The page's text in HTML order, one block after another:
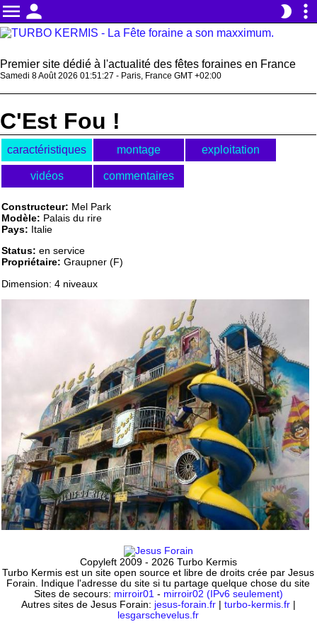
menu person brightness_2 more_vert
Premier site dédié à l'actualité des fêtes foraines en France
Samedi 8 Août 2026 01:51:27 - Paris, France GMT +02:00
C'Est Fou !
caractéristiques montage exploitation
vidéos commentaires
Constructeur: Mel Park
Modèle: Palais du rire
Pays: Italie
Status: en service
Propriétaire: Graupner (F)
Dimension: 4 niveaux
Copyleft 2009 - 2026 Turbo Kermis
Turbo Kermis est un site open source et libre de droits crée par Jesus
Forain. Indique l'adresse du site si tu partage quelque chose du site
Sites de secours: mirroir01 - mirroir02 (IPv6 seulement)
Autres sites de Jesus Forain: jesus-forain.fr| turbo-kermis.fr|
lesgarschevelus.fr